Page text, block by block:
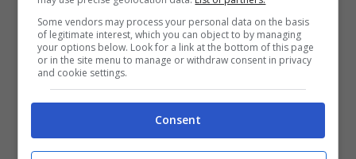
Some vendors may process your personal data on the basis
of legitimate interest, which you can object to by managing
your options below. Look for a link at the bottom of this page
or in the site menu to manage or withdraw consent in privacy
and cookie settings.
Consent